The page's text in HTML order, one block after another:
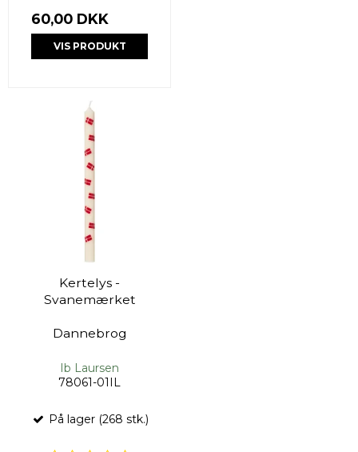
60,00 DKK
VIS PRODUKT
Kertelys -
Svanemærket
Dannebrog
Ib Laursen
78061-01IL
På lager (268 stk.)